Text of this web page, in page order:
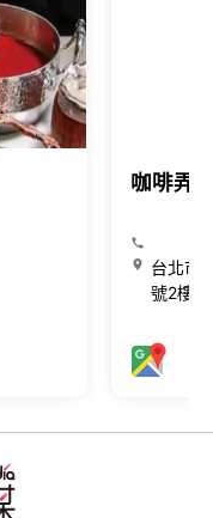
咖啡弄
台北市
號2樓